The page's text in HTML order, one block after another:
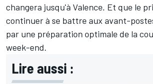
changera jusqu'à Valence. Et que le
continuer à se battre aux avant-
par une préparation optimale de la
week-end.
Lire aussi :